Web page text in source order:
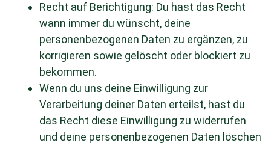
Recht auf Berichtigung: Du hast das Recht
wann immer du wünscht, deine
personenbezogenen Daten zu ergänzen, zu
korrigieren sowie gelöscht oder blockiert zu
bekommen.
Wenn du uns deine Einwilligung zur
Verarbeitung deiner Daten erteilst, hast du
das Recht diese Einwilligung zu widerrufen
und deine personenbezogenen Daten löschen